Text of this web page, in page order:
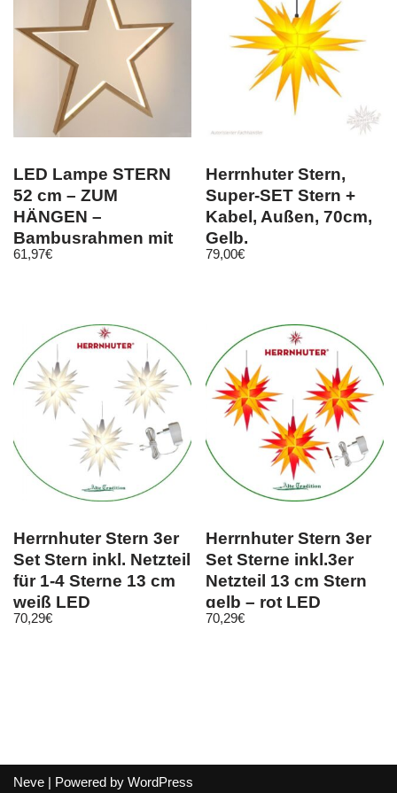
LED Lampe STERN
52 cm – ZUM
HÄNGEN –
Bambusrahmen mit
LED Band –
61,97€
Herrnhuter Stern,
Super-SET Stern +
Kabel, Außen, 70cm,
Gelb,
Weihnachtsstern
79,00€
Herrnhuter Stern 3er
Set Stern inkl. Netzteil
für 1-4 Sterne 13 cm
weiß LED
70,29€
Herrnhuter Stern 3er
Set Sterne inkl.3er
Netzteil 13 cm Stern
gelb – rot LED
Komplett
70,29€
Neve | Powered by WordPress